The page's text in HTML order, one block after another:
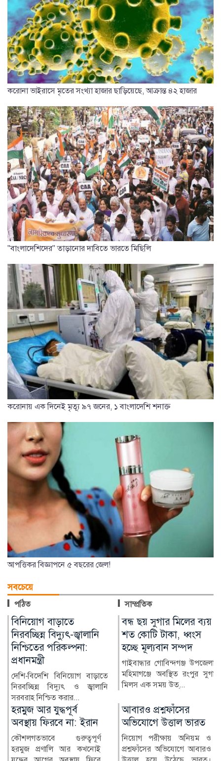
করোনা ভাইরাসে মৃতের সংখ্যা হাজার ছাড়িয়েছে, আক্রান্ত ৪২ হাজার
"বাংলাদেশিদের" তাড়ানোর দাবিতে ভারতে মিছিলি
করোনায় এক দিনেই মৃত্যূ ৯৭ জনের, ১ বাংলাদেশি শনাক্ত
আপত্তিকর বিজ্ঞাপনে ৫ বছরের জেল!
সবচেয়ে
পঠিত সাম্প্রতিক
বন্ধ ছয় সুগার মিলের ব্যয়
শত কোটি টাকা, ধ্বংস
হচ্ছে মূল্যবান সম্পদ
গাইবান্ধার গোবিন্দগঞ্জ উপজেলার
মহিমাগঞ্জে অবস্থিত রংপুর সুগার
মিলস এক সময় উত্...
মুন্সীগঞ্জে পাইপগান ও
ডিস্ক ব্রেকের
জন গ্রেপ্তার
মুন্সীগঞ্জের টঙ্গীবাড়ি
দেশীয় তৈরি পাইপগান ও
ব্রেক দিয়ে তৈরি কুড়...
আবারও প্রশ্নফাঁসের
অভিযোগে উত্তাল ভারত
নিয়োগ পরীক্ষায় অনিয়ম ও
প্রশ্নফাঁসের অভিযোগে আবারও
ঝালকাঠিতে পূর্ব
সংঘর্ষ, পুত্রকে
এসে পিতার মৃত্যু
ঝালকাঠির নলছিটিতে